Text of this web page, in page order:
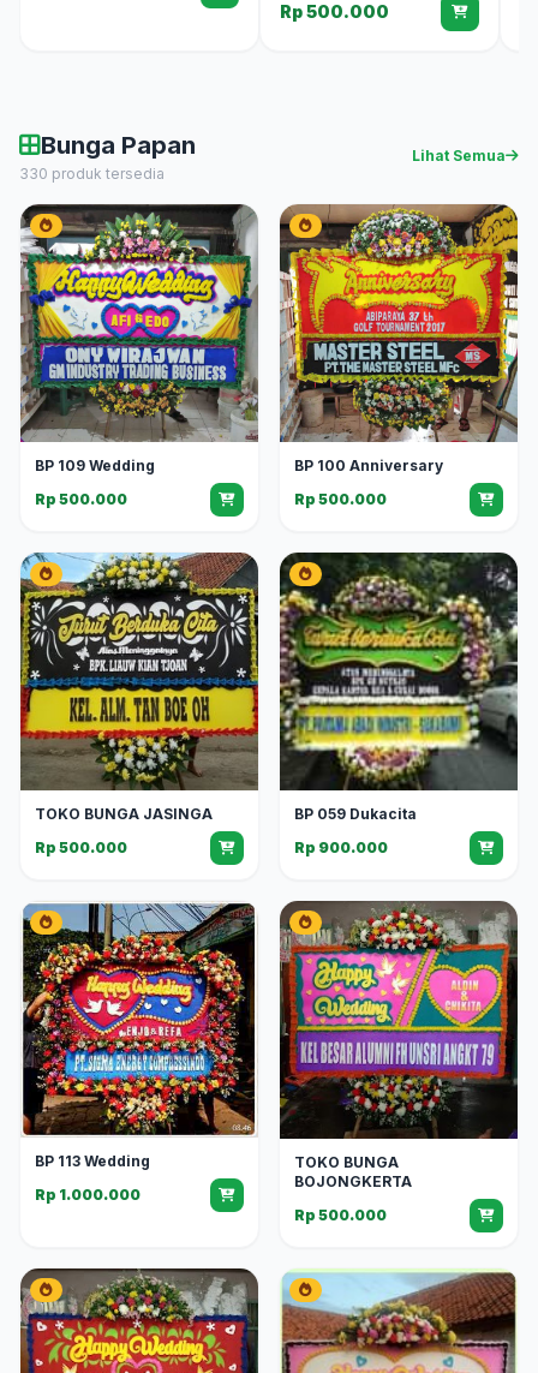
Rp 500.000
Bunga Papan
330 produk tersedia
Lihat Semua
BP 109 Wedding
Rp 500.000
BP 100 Anniversary
Rp 500.000
TOKO BUNGA JASINGA
Rp 500.000
BP 059 Dukacita
Rp 900.000
BP 113 Wedding
Rp 1.000.000
TOKO BUNGA
BOJONGKERTA
Rp 500.000